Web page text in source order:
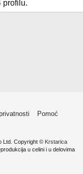
profilu.
Pomoć
Ltd. Copyright © Krstarica
u celini i u delovima